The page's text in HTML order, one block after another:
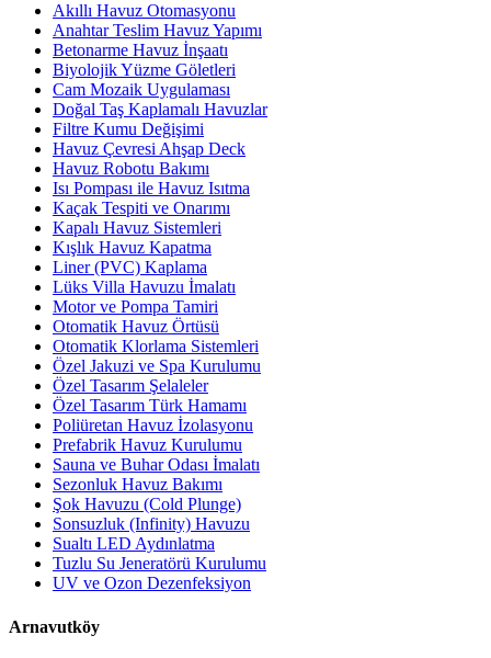
Akıllı Havuz Otomasyonu
Anahtar Teslim Havuz Yapımı
Betonarme Havuz İnşaatı
Biyolojik Yüzme Göletleri
Cam Mozaik Uygulaması
Doğal Taş Kaplamalı Havuzlar
Filtre Kumu Değişimi
Havuz Çevresi Ahşap Deck
Havuz Robotu Bakımı
Isı Pompası ile Havuz Isıtma
Kaçak Tespiti ve Onarımı
Kapalı Havuz Sistemleri
Kışlık Havuz Kapatma
Liner (PVC) Kaplama
Lüks Villa Havuzu İmalatı
Motor ve Pompa Tamiri
Otomatik Havuz Örtüsü
Otomatik Klorlama Sistemleri
Özel Jakuzi ve Spa Kurulumu
Özel Tasarım Şelaleler
Özel Tasarım Türk Hamamı
Poliüretan Havuz İzolasyonu
Prefabrik Havuz Kurulumu
Sauna ve Buhar Odası İmalatı
Sezonluk Havuz Bakımı
Şok Havuzu (Cold Plunge)
Sonsuzluk (Infinity) Havuzu
Sualtı LED Aydınlatma
Tuzlu Su Jeneratörü Kurulumu
UV ve Ozon Dezenfeksiyon
Arnavutköy